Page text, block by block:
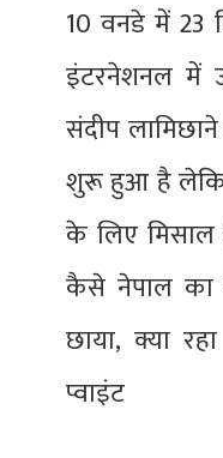
10 वनडे में 23
इंटरनेशनल में
संदीप
शुरू हुआ है
के लिए
कैसे नेपाल का
छाया, क्या
प्वाइंट